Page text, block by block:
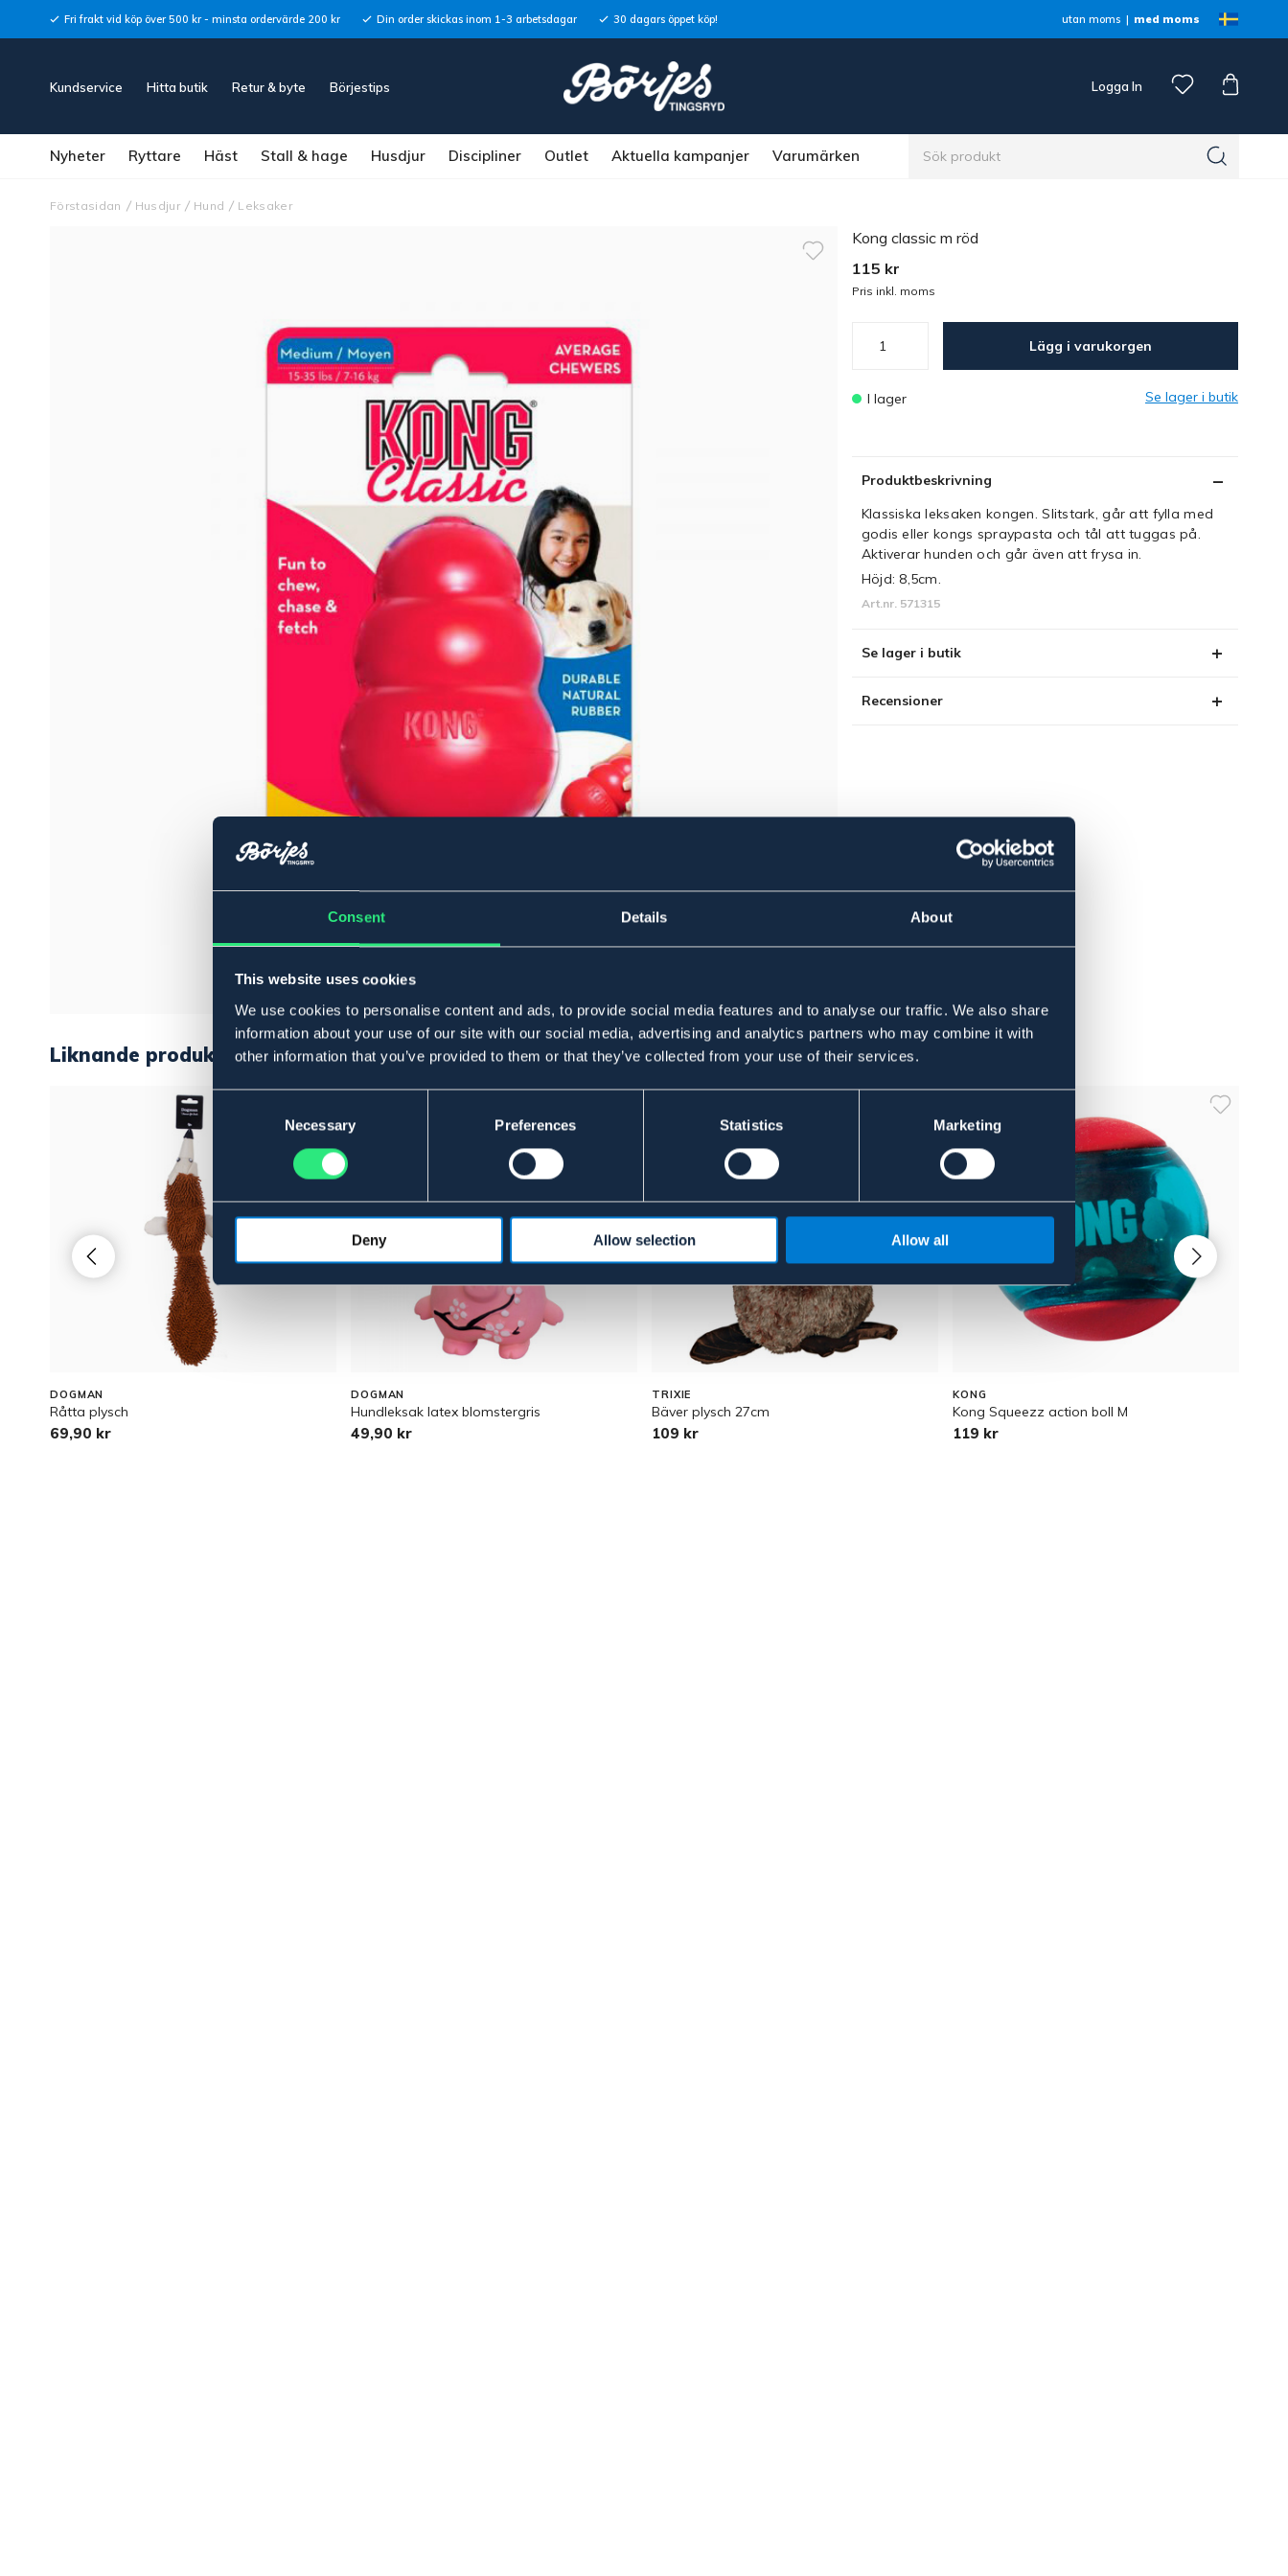
Consent Details About
This website uses cookies
We use cookies to personalise content and ads, to provide social media features and to analyse our traffic. We also share
information about your use of our site with our social media, advertising and analytics partners who may combine it with
other information that you’ve provided to them or that they’ve collected from your use of their services.
Necessary Preferences Statistics Marketing
Deny Allow selection Allow all
Fri frakt vid köp över 500 kr - minsta ordervärde 200 kr Din order skickas inom 1-3 arbetsdagar 30 dagars öppet köp! utan moms med moms
Kundservice Hitta butik Retur & byte Börjestips Logga In
Nyheter Ryttare Häst Stall & hage Husdjur Discipliner Outlet Aktuella kampanjer Varumärken
Förstasidan Husdjur Hund Leksaker
Kong classic m röd
115 kr
Pris inkl. moms
Lägg i varukorgen
I lager Se lager i butik
Produktbeskrivning
Klassiska leksaken kongen. Slitstark, går att fylla med
godis eller kongs spraypasta och tål att tuggas på.
Aktiverar hunden och går även att frysa in.
Höjd: 8,5cm.
Art.nr. 571315
Se lager i butik
Recensioner
Liknande produkter
DOGMAN
Råtta plysch
69,90 kr
DOGMAN
Hundleksak latex blomstergris
49,90 kr
TRIXIE
Bäver plysch 27cm
109 kr
KONG
Kong Squeezz action boll M
119 kr